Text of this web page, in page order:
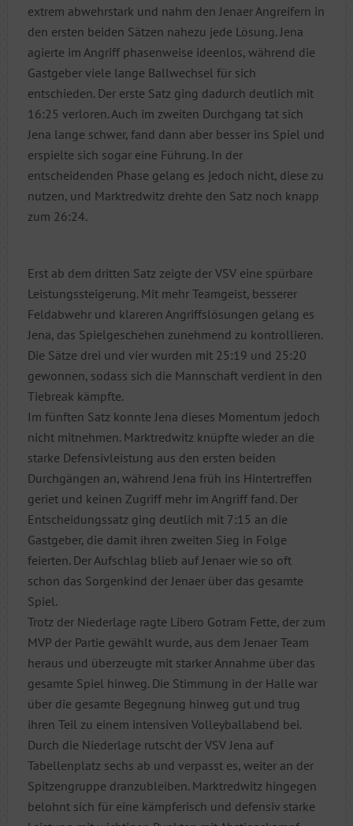
extrem abwehrstark und nahm den Jenaer Angreifern in
den ersten beiden Sätzen nahezu jede Lösung. Jena
agierte im Angriff phasenweise ideenlos, während die
Gastgeber viele lange Ballwechsel für sich
entschieden. Der erste Satz ging dadurch deutlich mit
16:25 verloren. Auch im zweiten Durchgang tat sich
Jena lange schwer, fand dann aber besser ins Spiel und
erspielte sich sogar eine Führung. In der
entscheidenden Phase gelang es jedoch nicht, diese zu
nutzen, und Marktredwitz drehte den Satz noch knapp
zum 26:24.
Erst ab dem dritten Satz zeigte der VSV eine spürbare
Leistungssteigerung. Mit mehr Teamgeist, besserer
Feldabwehr und klareren Angriffslösungen gelang es
Jena, das Spielgeschehen zunehmend zu kontrollieren.
Die Sätze drei und vier wurden mit 25:19 und 25:20
gewonnen, sodass sich die Mannschaft verdient in den
Tiebreak kämpfte.
Im fünften Satz konnte Jena dieses Momentum jedoch
nicht mitnehmen. Marktredwitz knüpfte wieder an die
starke Defensivleistung aus den ersten beiden
Durchgängen an, während Jena früh ins Hintertreffen
geriet und keinen Zugriff mehr im Angriff fand. Der
Entscheidungssatz ging deutlich mit 7:15 an die
Gastgeber, die damit ihren zweiten Sieg in Folge
feierten. Der Aufschlag blieb auf Jenaer wie so oft
schon das Sorgenkind der Jenaer über das gesamte
Spiel.
Trotz der Niederlage ragte Libero Gotram Fette, der zum
MVP der Partie gewählt wurde, aus dem Jenaer Team
heraus und überzeugte mit starker Annahme über das
gesamte Spiel hinweg. Die Stimmung in der Halle war
über die gesamte Begegnung hinweg gut und trug
ihren Teil zu einem intensiven Volleyballabend bei.
Durch die Niederlage rutscht der VSV Jena auf
Tabellenplatz sechs ab und verpasst es, weiter an der
Spitzengruppe dranzubleiben. Marktredwitz hingegen
belohnt sich für eine kämpferisch und defensiv starke